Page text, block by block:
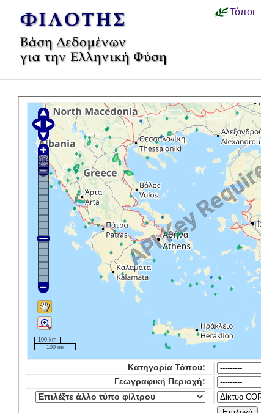
Τόποι
100 km
100 mi
Κατηγορία Τόπου:
Γεωγραφική Περιοχή: